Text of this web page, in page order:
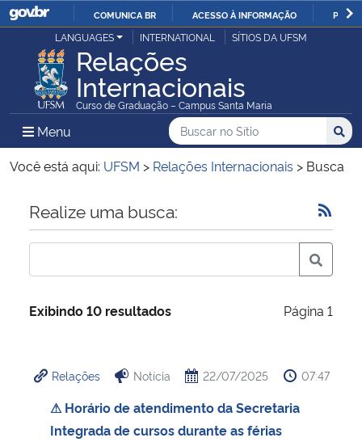
IR
PARA
O
CONTEÚDO
COMUNICA BR ACESSO À INFORMAÇÃO
Ministério da Justiça e Segurança Pública
Ministério da Defesa
Ministério das Relações Exteriores
Ministério da Economia
Ministério da Infraestrutura
Ministério da Cidadania
LANGUAGES INTERNATIONAL SÍTIOS DA UFSM
Relações
Internacionais
Curso de Graduação – Campus Santa Maria
Menu Menu Principal do Sítio
Busca
Buscar no no Sítio
Busca:
Você está aqui: UFSM > Relações Internacionais > Busca
Início do conteúdo
Realize uma busca:
Exibindo 10 resultados Página 1
Relações Notícia 22/07/2025 07:47
⚠ Horário de atendimento da Secretaria
Integrada de cursos durante as férias